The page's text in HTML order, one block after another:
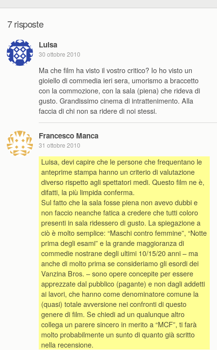
7 risposte
Luisa
30 ottobre 2010
Ma che film ha visto il vostro critico? Io ho visto un
gioiello di commedia ieri sera, umorismo a braccetto
con la commozione, con la sala (piena) che rideva di
gusto. Grandissimo cinema di intrattenimento. Alla
faccia di chi non sa ridere di noi stessi.
Francesco Manca
31 ottobre 2010
Luisa, devi capire che le persone che frequentano le
anteprime stampa hanno un criterio di valutazione
diverso rispetto agli spettatori medi. Questo film ne è,
difatti, la più limpida conferma.
Sul fatto che la sala fosse piena non avevo dubbi e
non faccio neanche fatica a credere che tutti coloro
presenti in sala ridessero di gusto. La spiegazione a
ciò è molto semplice: “Maschi contro femmine”, “Notte
prima degli esami” e la grande maggioranza di
commedie nostrane degli ultimi 10/15/20 anni – ma
anche di molto prima se consideriamo gli esordi dei
Vanzina Bros. – sono opere concepite per essere
apprezzate dal pubblico (pagante) e non dagli addetti
ai lavori, che hanno come denominatore comune la
(quasi) totale avversione nei confronti di questo
genere di film. Se chiedi ad un qualunque altro
collega un parere sincero in merito a “MCF”, ti farà
molto probabilmente un sunto di quanto già scritto
nella recensione.